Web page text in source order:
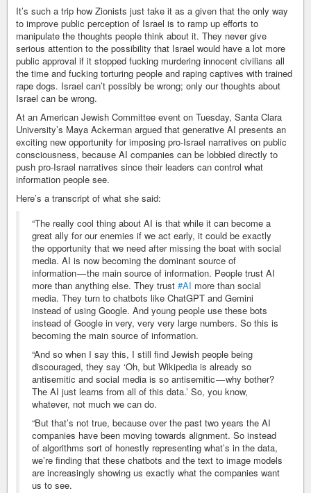
It’s such a trip how Zionists just take it as a given that the only way
to improve public perception of Israel is to ramp up efforts to
manipulate the thoughts people think about it. They never give
serious attention to the possibility that Israel would have a lot more
public approval if it stopped fucking murdering innocent civilians all
the time and fucking torturing people and raping captives with trained
rape dogs. Israel can’t possibly be wrong; only our thoughts about
Israel can be wrong.
At an American Jewish Committee event on Tuesday, Santa Clara
University’s Maya Ackerman argued that generative AI presents an
exciting new opportunity for imposing pro-Israel narratives on public
consciousness, because AI companies can be lobbied directly to
push pro-Israel narratives since their leaders can control what
information people see.
Here’s a transcript of what she said:
“The really cool thing about AI is that while it can become a
great ally for our enemies if we act early, it could be exactly
the opportunity that we need after missing the boat with social
media. AI is now becoming the dominant source of
information — the main source of information. People trust AI
more than anything else. They trust #AI more than social
media. They turn to chatbots like ChatGPT and Gemini
instead of using Google. And young people use these bots
instead of Google in very, very very large numbers. So this is
becoming the main source of information.
“And so when I say this, I still find Jewish people being
discouraged, they say ‘Oh, but Wikipedia is already so
antisemitic and social media is so antisemitic — why bother?
The AI just learns from all of this data.’ So, you know,
whatever, not much we can do.
“But that’s not true, because over the past two years the AI
companies have been moving towards alignment. So instead
of algorithms sort of honestly representing what’s in the data,
we’re finding that these chatbots and the text to image models
are increasingly showing us exactly what the companies want
us to see.